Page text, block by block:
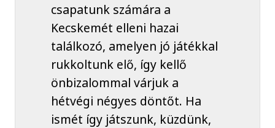
csapatunk számára a
Kecskemét elleni hazai
találkozó, amelyen jó játékkal
rukkoltunk elő, így kellő
önbizalommal várjuk a
hétvégi négyes döntőt. Ha
ismét így játszunk, küzdünk,